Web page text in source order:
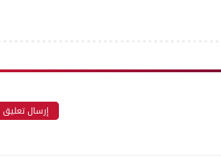
إرسال تعليق